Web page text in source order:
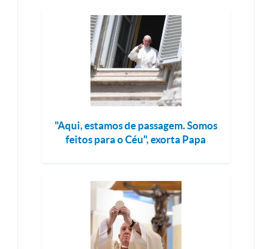
"Aqui, estamos de passagem. Somos
feitos para o Céu", exorta Papa